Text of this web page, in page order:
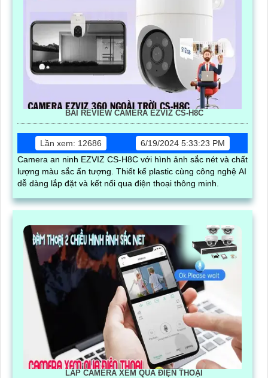
BÀI REVIEW CAMERA EZVIZ CS-H8C
Lần xem: 12686
6/19/2024 5:33:23 PM
Camera an ninh EZVIZ CS-H8C với hình ảnh sắc nét và chất
lượng màu sắc ấn tượng. Thiết kế plastic cùng công nghệ AI
dễ dàng lắp đặt và kết nối qua điện thoại thông minh.
LẮP CAMERA XEM QUA ĐIỆN THOẠI